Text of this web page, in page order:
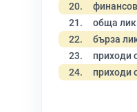
20.
21. обща
22. бърза
23. приходи
24. приходи